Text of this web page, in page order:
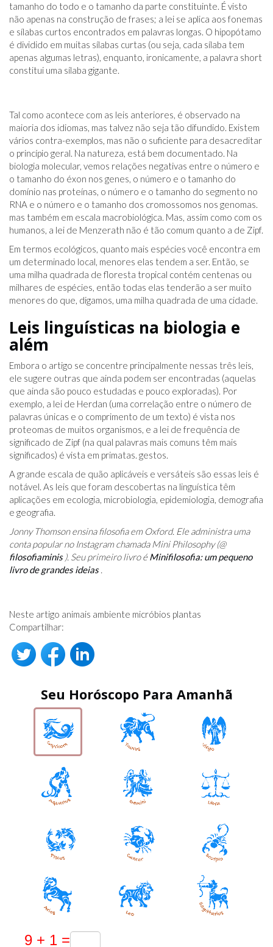
tamanho do todo e o tamanho da parte constituinte. É visto
não apenas na construção de frases; a lei se aplica aos fonemas
e sílabas curtos encontrados em palavras longas. O hipopótamo
é dividido em muitas sílabas curtas (ou seja, cada sílaba tem
apenas algumas letras), enquanto, ironicamente, a palavra short
constitui uma sílaba gigante.
Tal como acontece com as leis anteriores, é observado na
maioria dos idiomas, mas talvez não seja tão difundido. Existem
vários contra-exemplos, mas não o suficiente para desacreditar
o princípio geral. Na natureza, está bem documentado. Na
biologia molecular, vemos relações negativas entre o número e
o tamanho do éxon nos genes, o número e o tamanho do
domínio nas proteínas, o número e o tamanho do segmento no
RNA e o número e o tamanho dos cromossomos nos genomas.
mas também em escala macrobiológica. Mas, assim como com os
humanos, a lei de Menzerath não é tão comum quanto a de Zipf.
Em termos ecológicos, quanto mais espécies você encontra em
um determinado local, menores elas tendem a ser. Então, se
uma milha quadrada de floresta tropical contém centenas ou
milhares de espécies, então todas elas tenderão a ser muito
menores do que, digamos, uma milha quadrada de uma cidade.
Leis linguísticas na biologia e
além
Embora o artigo se concentre principalmente nessas três leis,
ele sugere outras que ainda podem ser encontradas (aquelas
que ainda são pouco estudadas e pouco exploradas). Por
exemplo, a lei de Herdan (uma correlação entre o número de
palavras únicas e o comprimento de um texto) é vista nos
proteomas de muitos organismos, e a lei de frequência de
significado de Zipf (na qual palavras mais comuns têm mais
significados) é vista em primatas. gestos.
A grande escala de quão aplicáveis ​​e versáteis são essas leis é
notável. As leis que foram descobertas na linguística têm
aplicações em ecologia, microbiologia, epidemiologia, demografia
e geografia.
Jonny Thomson ensina filosofia em Oxford. Ele administra uma
conta popular no Instagram chamada Mini Philosophy (@
filosofiaminis ). Seu primeiro livro é Minifilosofia: um pequeno
livro de grandes ideias .
Neste artigo animais ambiente micróbios plantas
Compartilhar:
Seu Horóscopo Para Amanhã